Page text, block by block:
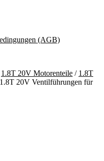
(AGB)
1.8T 20V Motorenteile / 1.8T
20V Ventilführungen für